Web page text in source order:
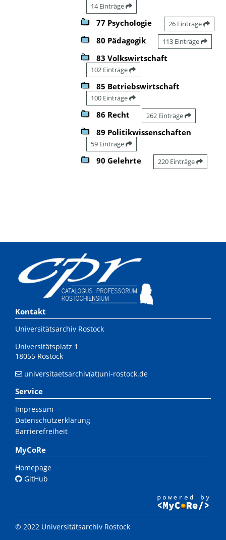
14 Einträge
77 Psychologie 26 Einträge
80 Pädagogik 113 Einträge
83 Volkswirtschaft
102 Einträge
85 Betriebswirtschaft
100 Einträge
86 Recht 262 Einträge
89 Politikwissenschaften
59 Einträge
90 Gelehrte 220 Einträge
Kontakt
Universitätsarchiv Rostock
Universitätsplatz 1
18055 Rostock
universitaetsarchiv(at)uni-rostock.de
Service
Impressum
Datenschutzerklärung
Barrierefreiheit
MyCoRe
Homepage
GitHub
© 2022 Universitätsarchiv Rostock